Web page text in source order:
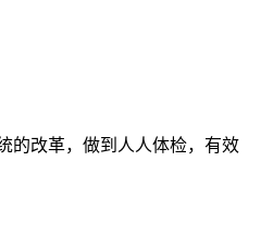
的改革，做到人人体检，有效